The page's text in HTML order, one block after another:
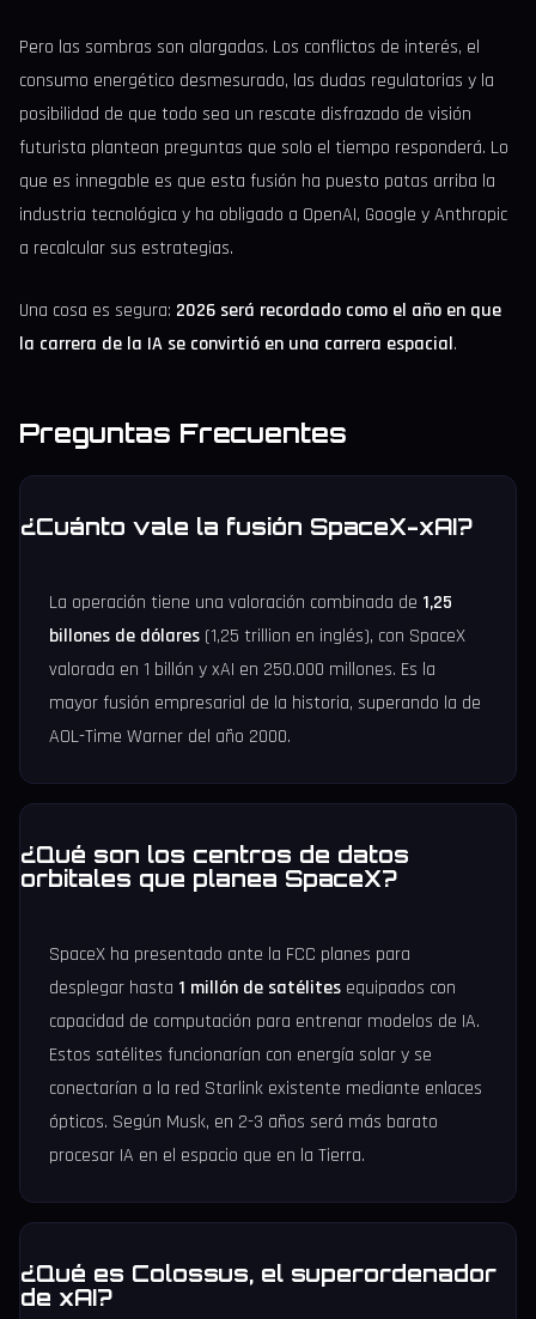
Pero las sombras son alargadas. Los conflictos de interés, el
consumo energético desmesurado, las dudas regulatorias y la
posibilidad de que todo sea un rescate disfrazado de visión
futurista plantean preguntas que solo el tiempo responderá. Lo
que es innegable es que esta fusión ha puesto patas arriba la
industria tecnológica y ha obligado a OpenAI, Google y Anthropic
a recalcular sus estrategias.
Una cosa es segura: 2026 será recordado como el año en que
la carrera de la IA se convirtió en una carrera espacial.
Preguntas Frecuentes
¿Cuánto vale la fusión SpaceX-xAI?
La operación tiene una valoración combinada de 1,25
billones de dólares (1,25 trillion en inglés), con SpaceX
valorada en 1 billón y xAI en 250.000 millones. Es la
mayor fusión empresarial de la historia, superando la de
AOL-Time Warner del año 2000.
¿Qué son los centros de datos
orbitales que planea SpaceX?
SpaceX ha presentado ante la FCC planes para
desplegar hasta 1 millón de satélites equipados con
capacidad de computación para entrenar modelos de IA.
Estos satélites funcionarían con energía solar y se
conectarían a la red Starlink existente mediante enlaces
ópticos. Según Musk, en 2-3 años será más barato
procesar IA en el espacio que en la Tierra.
¿Qué es Colossus, el superordenador
de xAI?